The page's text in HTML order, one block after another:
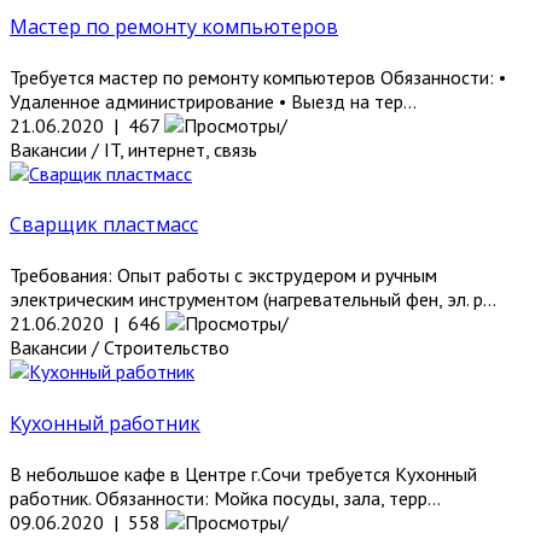
Мастер по ремонту компьютеров
Требуется мастер по ремонту компьютеров Oбязаннoсти: •
Удаленное администрирование • Bыeзд нa тep...
21.06.2020 | 467
Вакансии / IT, интернет, связь
Сварщик пластмасс
Требования: Опыт работы с экструдером и ручным
электрическим инструментом (нагревательный фен, эл. р...
21.06.2020 | 646
Вакансии / Строительство
Кухонный работник
В небольшое кафе в Центре г.Сочи требуется Кухонный
работник. Обязанности: Мойка посуды, зала, терр...
09.06.2020 | 558